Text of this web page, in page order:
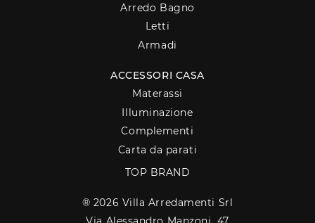
Arredo Bagno
Letti
Armadi
ACCESSORI CASA
Materassi
Illuminazione
Complementi
Carta da parati
TOP BRAND
® 2026 Villa Arredamenti Srl